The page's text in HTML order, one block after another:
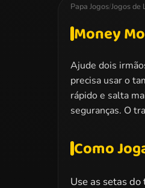
Papa Jogos/Jogos de
Money
Ajude dois
precisa usar o
rápido e salta
seguranças. O
Como
Use as setas